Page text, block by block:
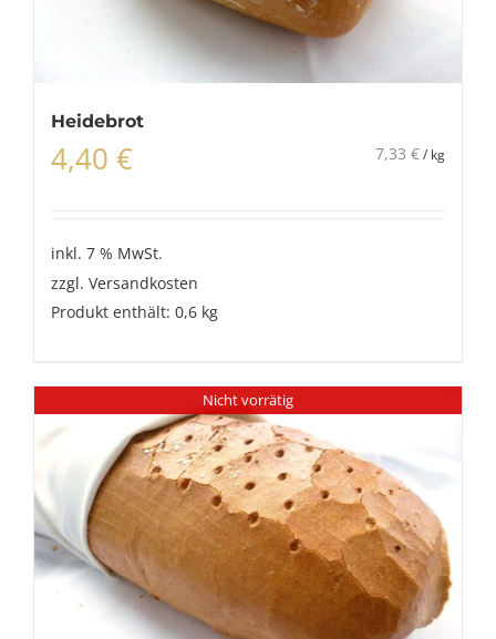
Heidebrot
4,40 € 7,33 €/ kg
inkl. 7 % MwSt.
zzgl. Versandkosten
Produkt enthält: 0,6 kg
Nicht vorrätig